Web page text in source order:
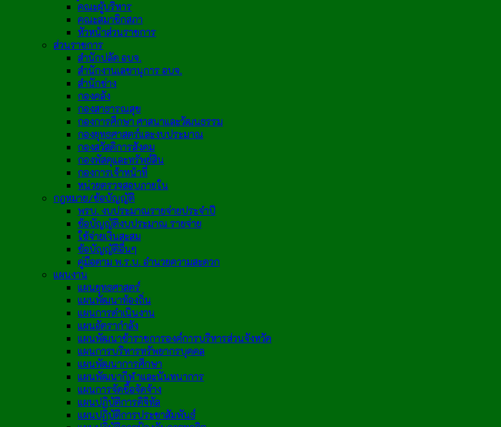
คณะผู้บริหาร
คณะสมาชิกสภา
หัวหน้าส่วนราชการ
ส่วนราชการ
สำนักปลัด อบจ.
สำนักงานเลขานุการ อบจ.
สำนักช่าง
กองคลัง
กองสาธารณสุข
กองการศึกษา ศาสนาและวัฒนธรรม
กองยุทธศาสตร์และงบประมาณ
กองสวัสดิการสังคม
กองพัสดุและทรัพย์สิน
กองการเจ้าหน้าที่
หน่วยตรวจสอบภายใน
กฎหมาย/ข้อบัญญัติ
พรบ. งบประมาณรายจ่ายประจำปี
ข้อบัญญัติงบประมาณ รายจ่าย
ใช้จ่ายเงินสะสม
ข้อบัญญัติอื่นๆ
คู่มือตาม พ.ร.บ. อำนวยความสะดวก
แผนงาน
แผนยุทธศาสตร์
แผนพัฒนาท้องถิ่น
แผนการดำเนินงาน
แผนอัตรากำลัง
แผนพัฒนาข้าราชการองค์การบริหารส่วนจังหวัด
แผนการบริหารทรัพยากรบุคคล
แผนพัฒนาการศึกษา
แผนพัฒนากีฬาและนันทนาการ
แผนการจัดซื้อจัดจ้าง
แผนปฏิบัติการดิจิทัล
แผนปฏิบัติการประชาสัมพันธ์